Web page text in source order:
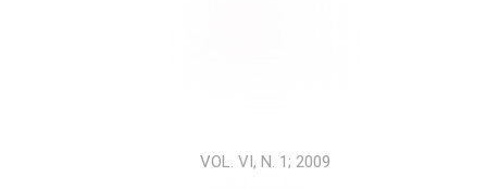
VOL. VI, N. 1; 2009